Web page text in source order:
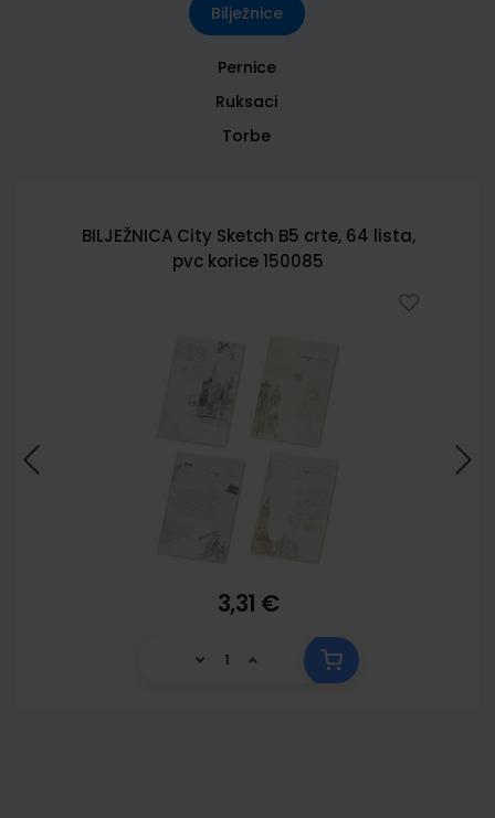
Bilježnice
Pernice
Ruksaci
Torbe
BILJEŽNICA City Sketch B5 crte, 64 lista,
pvc korice 150085
3,31 €